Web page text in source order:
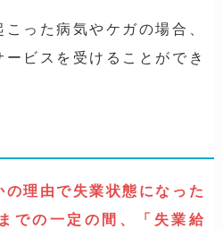
った病気やケガの場合、
ビスを受けることができ
の理由で失業状態になった
での一定の間、「失業給